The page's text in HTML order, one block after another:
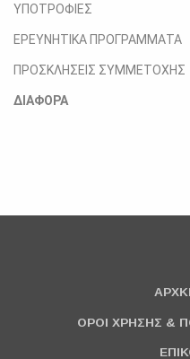
ΥΠΟΤΡΟΦΙΕΣ
ΕΡΕΥΝΗΤΙΚΑ ΠΡΟΓΡΑΜΜΑΤΑ
ΠΡΟΣΚΛΗΣΕΙΣ ΣΥΜΜΕΤΟΧΗΣ
ΔΙΑΦΟΡΑ
ΟΡΟΙ ΧΡΗΣΗΣ &